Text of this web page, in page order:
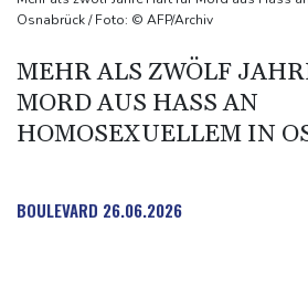
Mond eingeschlagen
und dann doch gestorben
Niedrigwasser: Ex-Umweltministerin
grundsätzliche Gegenmaßnahmen
Osnabrück / Foto: © AFP/Archiv
MEHR ALS ZWÖLF
MORD AUS HASS AN
HOMOSEXUELLEM IN
BOULEVARD 26.06.2026